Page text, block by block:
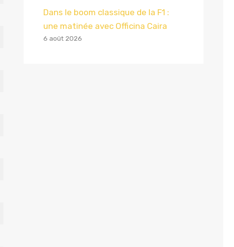
Dans le boom classique de la F1 :
une matinée avec Officina Caira
6 août 2026